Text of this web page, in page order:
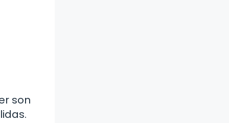
son